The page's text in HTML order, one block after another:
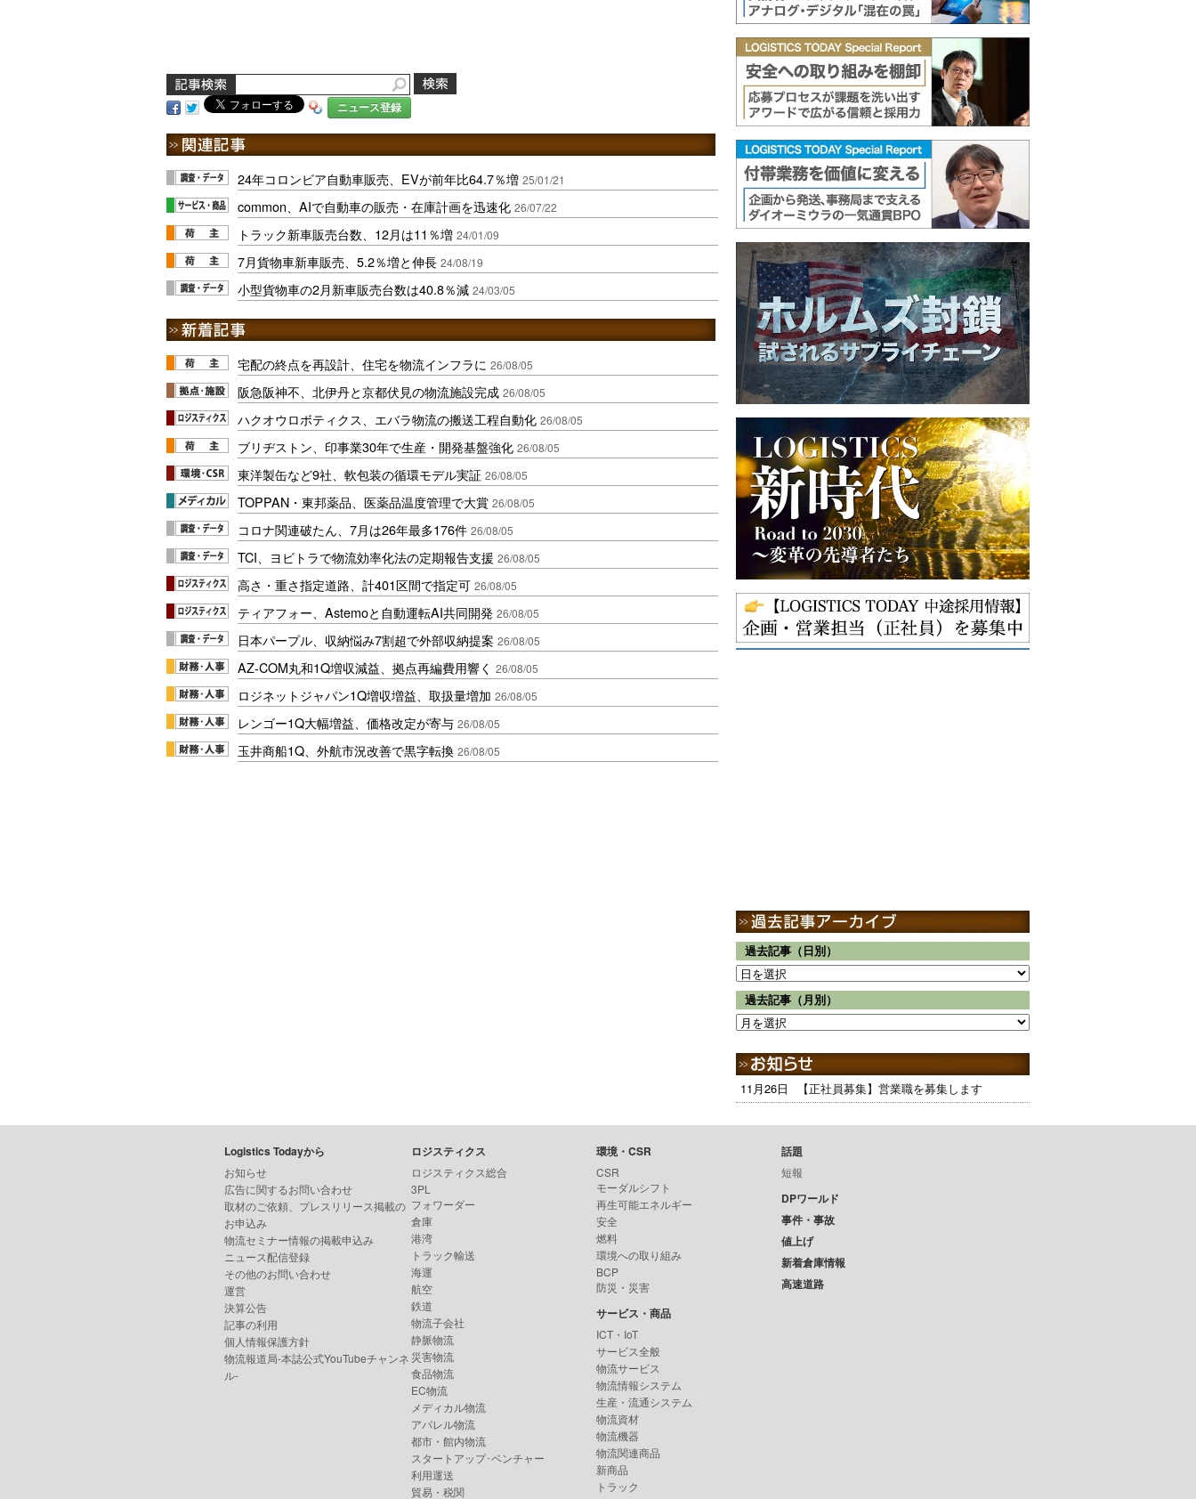
ニュース登録
24年コロンビア自動車販売、EVが前年比64.7％増 25/01/21
common、AIで自動車の販売・在庫計画を迅速化 26/07/22
トラック新車販売台数、12月は11％増 24/01/09
7月貨物車新車販売、5.2％増と伸長 24/08/19
小型貨物車の2月新車販売台数は40.8％減 24/03/05
宅配の終点を再設計、住宅を物流インフラに 26/08/05
阪急阪神不、北伊丹と京都伏見の物流施設完成 26/08/05
ハクオウロボティクス、エバラ物流の搬送工程自動化 26/08/05
ブリヂストン、印事業30年で生産・開発基盤強化 26/08/05
東洋製缶など9社、軟包装の循環モデル実証 26/08/05
TOPPAN・東邦薬品、医薬品温度管理で大賞 26/08/05
コロナ関連破たん、7月は26年最多176件 26/08/05
TCI、ヨビトラで物流効率化法の定期報告支援 26/08/05
高さ・重さ指定道路、計401区間で指定可 26/08/05
ティアフォー、Astemoと自動運転AI共同開発 26/08/05
日本パープル、収納悩み7割超で外部収納提案 26/08/05
AZ-COM丸和1Q増収減益、拠点再編費用響く 26/08/05
ロジネットジャパン1Q増収増益、取扱量増加 26/08/05
レンゴー1Q大幅増益、価格改定が寄与 26/08/05
玉井商船1Q、外航市況改善で黒字転換 26/08/05
過去記事（日別）
過去記事（月別）
11月26日 【正社員募集】営業職を募集します
Logistics Todayから
お知らせ
広告に関するお問い合わせ
取材のご依頼、プレスリリース掲載の
お申込み
物流セミナー情報の掲載申込み
ニュース配信登録
その他のお問い合わせ
運営
決算公告
記事の利用
個人情報保護方針
物流報道局-本誌公式YouTubeチャンネ
ル-
ロジスティクス
ロジスティクス総合
3PL
フォワーダー
倉庫
港湾
トラック輸送
海運
航空
鉄道
物流子会社
静脈物流
災害物流
食品物流
EC物流
メディカル物流
アパレル物流
都市・館内物流
スタートアップ･ベンチャー
利用運送
貿易・税関
環境・CSR
CSR
モーダルシフト
再生可能エネルギー
安全
燃料
環境への取り組み
BCP
防災・災害
サービス・商品
ICT・IoT
サービス全般
物流サービス
物流情報システム
生産・流通システム
物流資材
物流機器
物流関連商品
新商品
トラック
話題
短報
DPワールド
事件・事故
値上げ
新着倉庫情報
高速道路